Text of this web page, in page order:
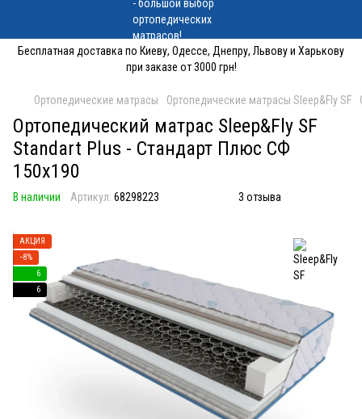
Бесплатная доставка по Киеву, Одессе, Днепру, Львову и Харькову
при заказе от 3000 грн!
Ортопедические матрасы Ортопедические матрасы Sleep&Fly SF
Ортопедический матрас Sleep&Fly SF
Standart Plus - Стандарт Плюс СФ
150x190
В наличии Артикул: 68298223 3 отзыва
АКЦИЯ
−8%
6
6